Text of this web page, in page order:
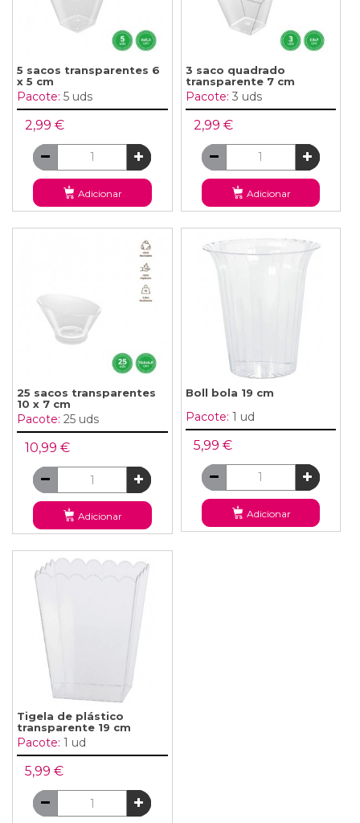
5 sacos transparentes 6
x 5 cm
Pacote: 5 uds
2,99 €
Adicionar
3 saco quadrado
transparente 7 cm
Pacote: 3 uds
2,99 €
Adicionar
25 sacos transparentes
10 x 7 cm
Pacote: 25 uds
10,99 €
Adicionar
Boll bola 19 cm
Pacote: 1 ud
5,99 €
Adicionar
Tigela de plástico
transparente 19 cm
Pacote: 1 ud
5,99 €